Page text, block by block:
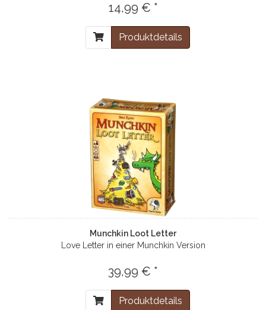
14,99 € *
Produktdetails
Munchkin Loot Letter
Love Letter in einer Munchkin Version
39,99 € *
Produktdetails